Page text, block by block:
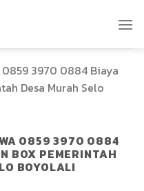
0859 3970 0884 Biaya
Desa Murah Selo
WA 0859 3970 0884
BOX PEMERINTAH
BOYOLALI